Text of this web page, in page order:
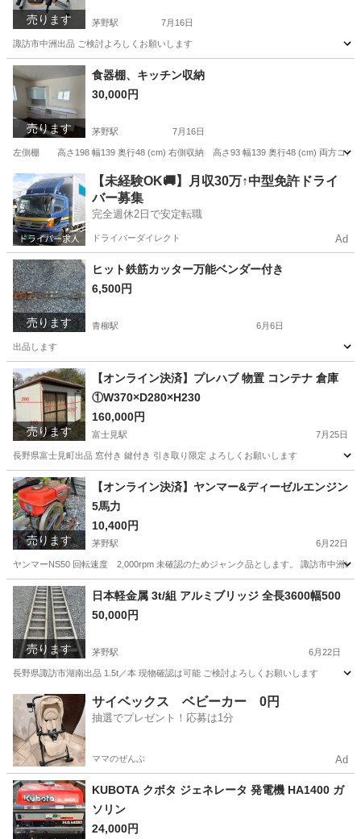
売ります 茅野駅 7月16日
諏訪市中洲出品 ご検討よろしくお願いします
長野 諏訪市 茅野駅 フィットネス、トレーニング
売ります
食器棚、キッチン収納
30,000円
茅野駅 7月16日
左側棚 高さ198 幅139 奥行48 (cm) 右側収納 高さ93 幅139 奥行48 (cm) 両方コン
長野 諏訪市 茅野駅 収納家具
【未経験OK🚚】月収30万↑中型免許ドライ
バー募集
完全週休2日で安定転職
ドライバーダイレクト Ad
売ります
ヒット鉄筋カッター万能ベンダー付き
6,500円
青柳駅 6月6日
出品します
長野 茅野市 青柳駅 メンテナンス用品 鉄筋
売ります
【オンライン決済】プレハブ 物置 コンテナ 倉庫
①W370×D280×H230
160,000円
富士見駅 7月25日
長野県富士見町出品 窓付き 鍵付き 引き取り限定 よろしくお願いします
長野 諏訪郡 富士見駅 収納家具
売ります
【オンライン決済】ヤンマー&ディーゼルエンジン
5馬力
10,400円
茅野駅 6月22日
ヤンマーNS50 回転速度 2,000rpm 未確認のためジャンク品とします。 諏訪市中洲
長野 諏訪市 茅野駅 その他 ヤンマー
売ります
日本軽金属 3t/組 アルミブリッジ 全長3600幅500
50,000円
茅野駅 6月22日
長野県諏訪市湖南出品 1.5t／本 現物確認は可能 ご検討よろしくお願いします
長野 諏訪市 茅野駅 その他
サイベックス ベビーカー 0円
抽選でプレゼント！応募は1分
ママのぜんぶ Ad
KUBOTA クボタ ジェネレータ 発電機 HA1400 ガ
ソリン
24,000円